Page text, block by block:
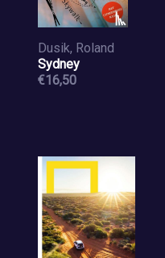
Dusik, Roland
Sydney
€16,50